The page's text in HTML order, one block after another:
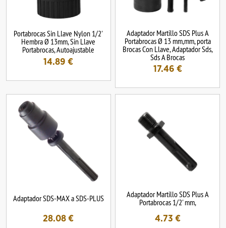
Portabrocas Sin Llave Nylon 1/2'
Hembra Ø 13mm, Sin Llave
Portabrocas, Autoajustable
14.89 €
Adaptador Martillo SDS Plus A
Portabrocas Ø 13 mm,mm, porta
Brocas Con Llave, Adaptador Sds,
Sds A Brocas
17.46 €
Adaptador SDS-MAX a SDS-PLUS
28.08 €
Adaptador Martillo SDS Plus A
Portabrocas 1/2' mm,
4.73 €